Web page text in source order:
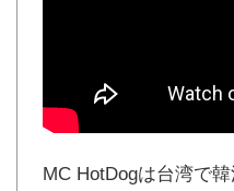
MC HotDogは台湾で